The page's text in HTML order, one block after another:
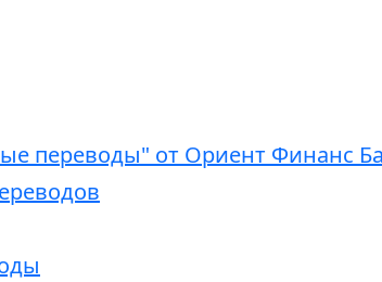
переводы" от Ориент Финанс